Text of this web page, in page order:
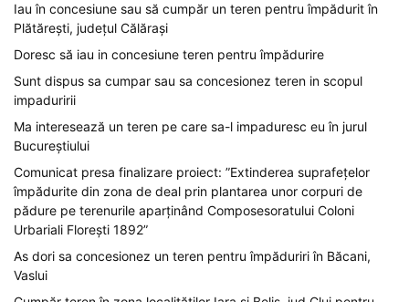
Iau în concesiune sau să cumpăr un teren pentru împădurit în
Plătărești, județul Călărași
Doresc să iau in concesiune teren pentru împădurire
Sunt dispus sa cumpar sau sa concesionez teren in scopul
impaduririi
Ma interesează un teren pe care sa-l impaduresc eu în jurul
Bucureștiului
Comunicat presa finalizare proiect: ”Extinderea suprafețelor
împădurite din zona de deal prin plantarea unor corpuri de
pădure pe terenurile aparținând Composesoratului Coloni
Urbariali Florești 1892”
As dori sa concesionez un teren pentru împăduriri în Băcani,
Vaslui